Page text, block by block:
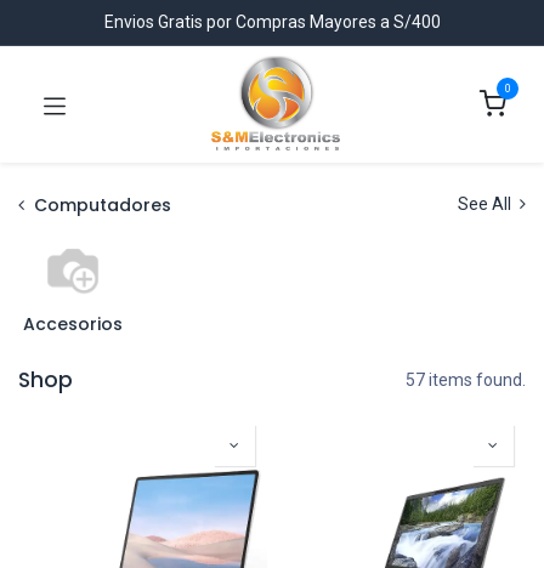
Envios Gratis por Compras Mayores a S/400
0
Computadores See All
Accesorios
Shop 57 items found.